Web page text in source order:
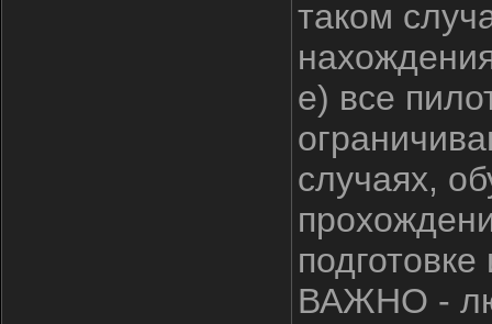
таком
е) все
случаях,
ВАЖНО -